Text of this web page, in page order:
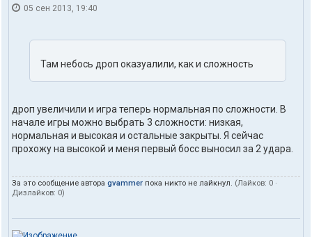
н
к
ы
ь
з
о
а
е
л
v
05 сен 2013, 19:40
Там небось дроп оказуалили, как и сложность
дроп увеличили и игра теперь нормальная по сложности. В
начале игры можно выбрать 3 сложности: низкая,
нормальная и высокая и остальные закрыты. Я сейчас
прохожу на высокой и меня первый босс выносил за 2 удара.
За это сообщение автора gvammer пока никто не лайкнул. (Лайков: 0 ·
Дизлайков: 0)